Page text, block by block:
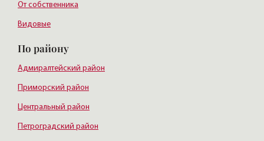
От собственника
Видовые
По району
Адмиралтейский район
Приморский район
Центральный район
Петроградский район